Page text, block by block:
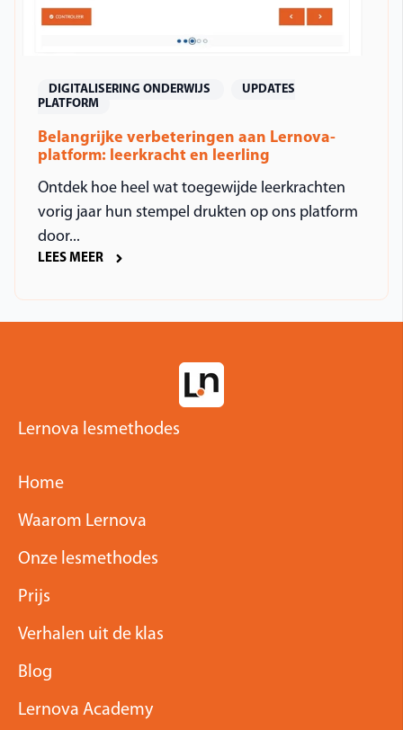
DIGITALISERING ONDERWIJS
UPDATES
PLATFORM
Belangrijke verbeteringen aan Lernova-
platform: leerkracht en leerling
Ontdek hoe heel wat toegewijde leerkrachten
vorig jaar hun stempel drukten op ons platform
door...
LEES MEER
Lernova lesmethodes
Home
Waarom Lernova
Onze lesmethodes
Prijs
Verhalen uit de klas
Blog
Lernova Academy